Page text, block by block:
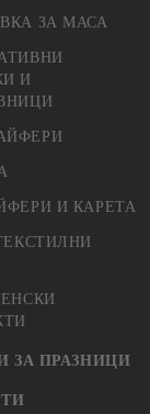
ЗА МАСА
И
И КАРЕТА
ЗА ПРАЗНИЦИ